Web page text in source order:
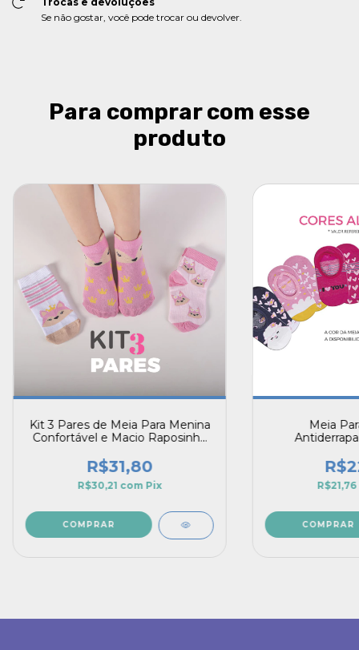
Se não gostar, você pode trocar ou devolver.
Para comprar com esse
produto
Kit 3 Pares de Meia Para Menina
Confortável e Macio Raposinha
R$31,80
R$30,21 com Pix
COMPRAR
Meia
R$21,76
COMPRAR